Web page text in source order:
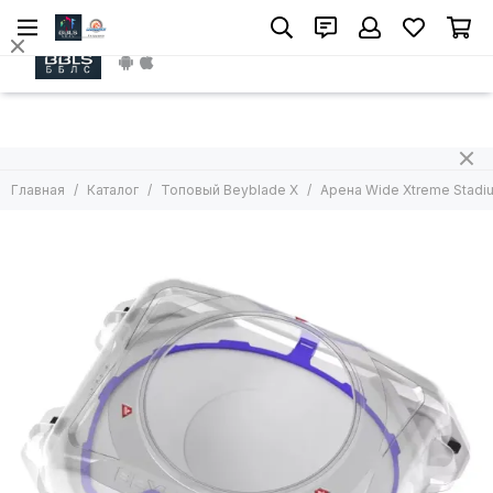
Главная Каталог Топовый Beyblade X Арена Wide Xtreme